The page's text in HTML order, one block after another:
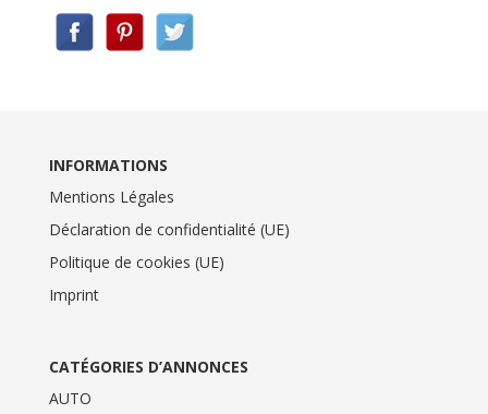
INFORMATIONS
Mentions Légales
Déclaration de confidentialité (UE)
Politique de cookies (UE)
Imprint
CATÉGORIES D’ANNONCES
AUTO